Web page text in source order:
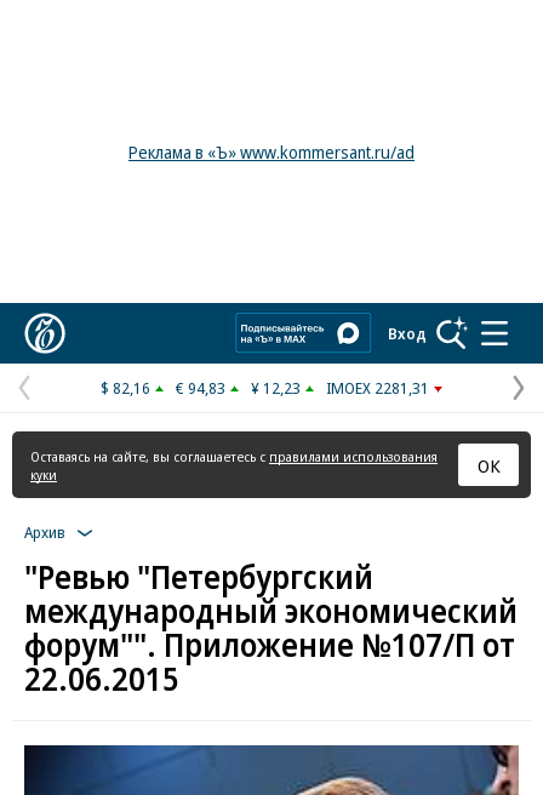
Реклама в «Ъ» www.kommersant.ru/ad
Вход
Предыдущая
страница
$ 82,16 € 94,83 ¥ 12,23 IMOEX 2281,31
Оставаясь на сайте, вы соглашаетесь с правилами использования
куки
ОК
Архив
"Ревью "Петербургский
международный экономический
форум"". Приложение №107/П от
22.06.2015